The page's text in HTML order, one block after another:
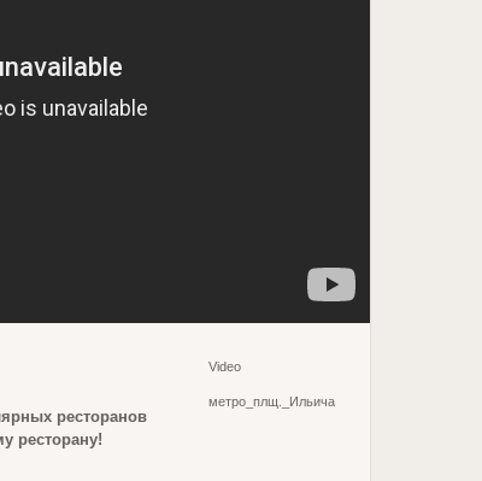
ресторанов
ресторану!
Video
метро_плщ._Ильича